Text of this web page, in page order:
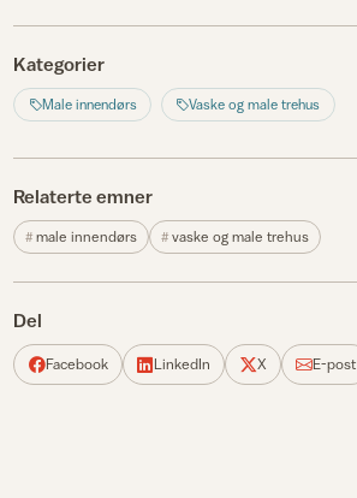
Kategorier
Male innendørs Vaske og male trehus
Relaterte emner
male innendørs vaske og male trehus
Del
Facebook LinkedIn X E-post